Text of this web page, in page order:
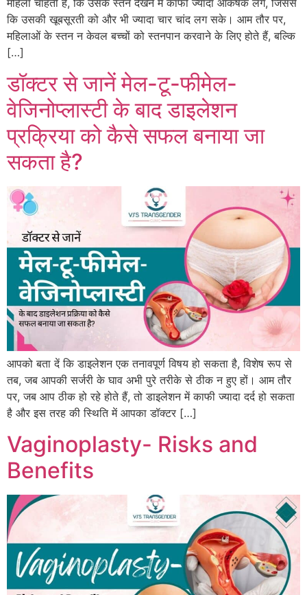
महिला चाहती है, कि उसके स्तन देखने में काफी ज्यादा आकर्षक लगे, जिससे
कि उसकी खूबसूरती को और भी ज्यादा चार चांद लग सके। आम तौर पर,
महिलाओं के स्तन न केवल बच्चों को स्तनपान करवाने के लिए होते हैं, बल्कि
[…]
डॉक्टर से जानें मेल-टू-फीमेल-
वेजिनोप्लास्टी के बाद डाइलेशन
प्रक्रिया को कैसे सफल बनाया जा
सकता है?
आपको बता दें कि डाइलेशन एक तनावपूर्ण विषय हो सकता है, विशेष रूप से
तब, जब आपकी सर्जरी के घाव अभी पुरे तरीके से ठीक न हुए हों। आम तौर
पर, जब आप ठीक हो रहे होते हैं, तो डाइलेशन में काफी ज्यादा दर्द हो सकता
है और इस तरह की स्थिति में आपका डॉक्टर […]
Vaginoplasty- Risks and
Benefits